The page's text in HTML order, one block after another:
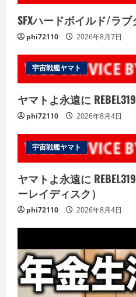
SFXハードボイルド/ラブ
phi72110 2026年8月7日
宇宙戦艦ヤマト
ヤマトよ永遠に
phi72110 2026年8月4日
宇宙戦艦ヤマト
ヤマトよ永遠に
ーレイディスク）
phi72110 2026年8月4日